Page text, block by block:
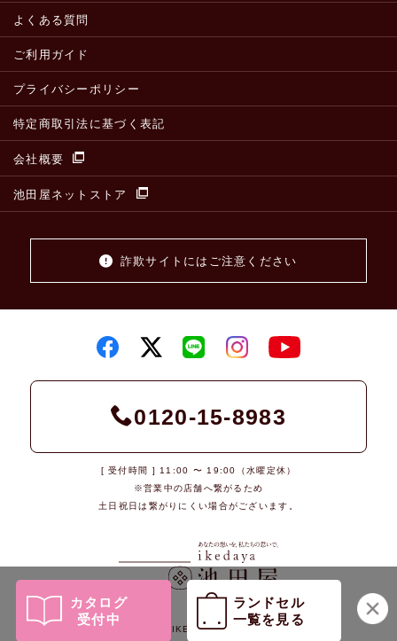
カタログ
受付中
ランドセル
一覧を見る
よくある質問
ご利用ガイド
プライバシーポリシー
特定商取引法に基づく表記
会社概要
池田屋ネットストア
詐欺サイトにはご注意ください
0120-15-8983
[ 受付時間 ] 11:00 〜 19:00（水曜定休）
※営業中の店舗へ繋がるため
土日祝日は繋がりにくい場合がございます。
© 2026 IKEDAYA Co., Ltd.